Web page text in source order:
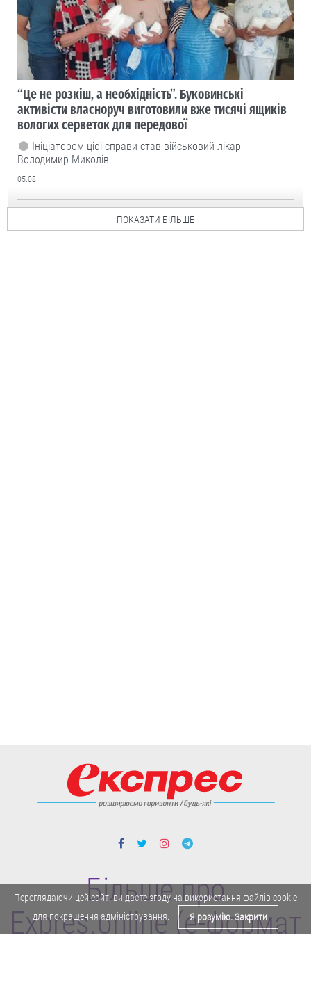
“Це не розкіш, а необхідність”. Буковинські
активісти власноруч виготовили вже тисячі ящиків
вологих серветок для передової
Ініціатором цієї справи став військовий лікар
Володимир Миколів.
05.08
ПОКАЗАТИ БІЛЬШЕ
Більше про
Expres.online (e-формат
Переглядаючи цей сайт, ви даєте згоду на використання файлів cookie
для покращення адміністрування.
Я розумію. Закрити